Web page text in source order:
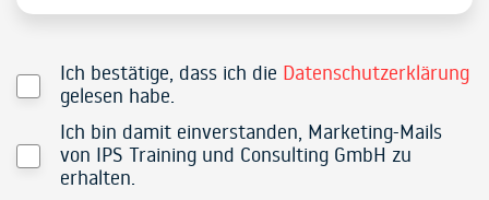
Ich bestätige, dass ich die Datenschutzerklärung
gelesen habe.
Ich bin damit einverstanden, Marketing-Mails
von IPS Training und Consulting GmbH zu
erhalten.